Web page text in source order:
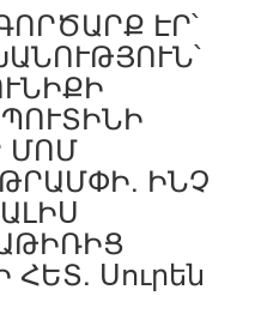
ԷՐ՝
ՄՈՄ
ԻՆՉ
Սուրեն